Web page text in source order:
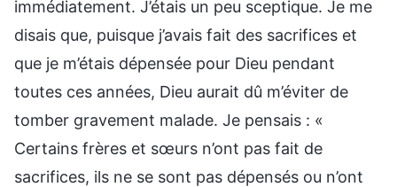
immédiatement. J’étais un peu sceptique. Je me
disais que, puisque j’avais fait des sacrifices et
que je m’étais dépensée pour Dieu pendant
toutes ces années, Dieu aurait dû m’éviter de
tomber gravement malade. Je pensais : «
Certains frères et sœurs n’ont pas fait de
sacrifices, ils ne se sont pas dépensés ou n’ont